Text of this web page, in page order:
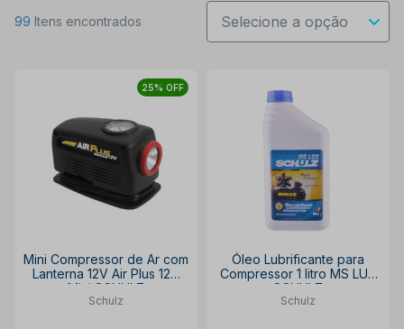
99 Itens encontrados
25% OFF
Mini Compressor de Ar com
Lanterna 12V Air Plus 12V
Mini SCHULZ
Schulz
Óleo Lubrificante para
Compressor 1 litro MS LUB
SCHULZ
Schulz